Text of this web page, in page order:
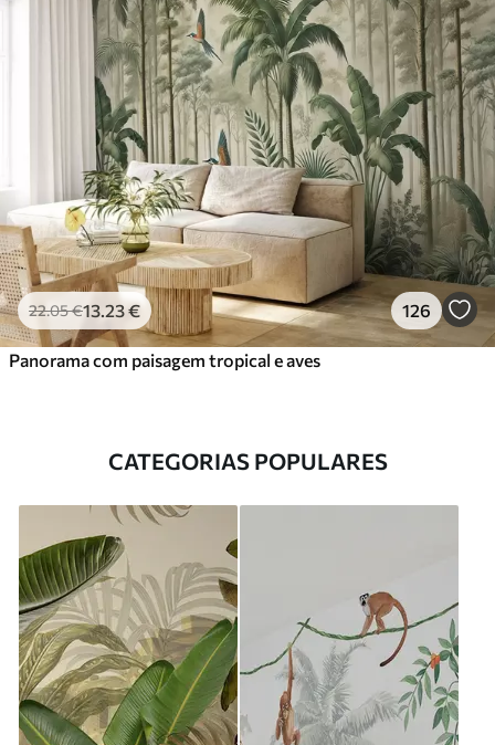
22.05€13.23€ 126
Panorama com paisagem tropical e aves
CATEGORIAS POPULARES